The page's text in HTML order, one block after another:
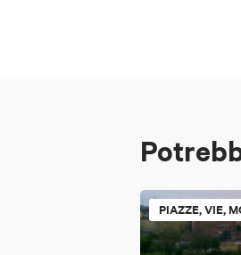
PIAZZE, VIE,